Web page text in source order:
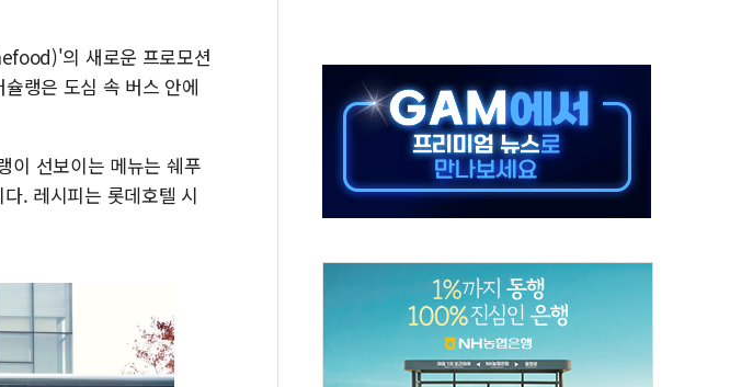
NH농협은행, 모두투어 제휴 여행적금 완판
민병덕 "오늘 67개 점포 영업 재개...장바구니에 홈플러스 담아달라" 호소
의 새로운 프로모션
랭은 도심 속 버스 안에
이 선보이는 메뉴는 쉐푸
. 레시피는 롯데호텔 시